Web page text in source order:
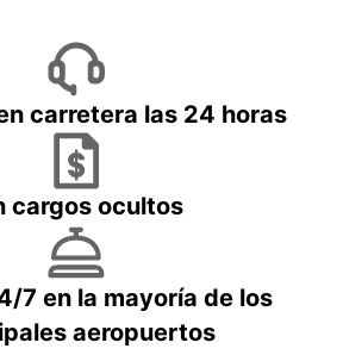
carretera las 24 horas
cargos ocultos
7 en la mayoría de los
aeropuertos